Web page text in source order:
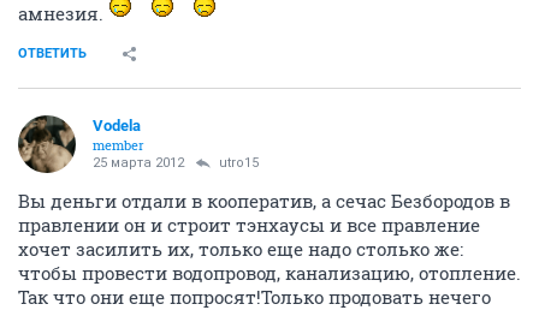
амнезия.
ОТВЕТИТЬ
Vodela
member
25 марта 2012 utro15
Вы деньги отдали в кооператив, а сечас Безбородов в
правлении он и строит тэнхаусы и все правление
хочет засилить их, только еще надо столько же:
чтобы провести водопровод, канализацию, отопление.
Так что они еще попросят!Только продовать нечего